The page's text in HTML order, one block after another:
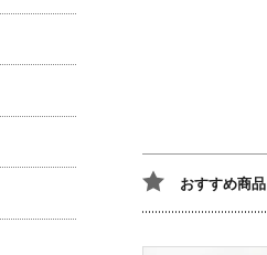
おすすめ商品